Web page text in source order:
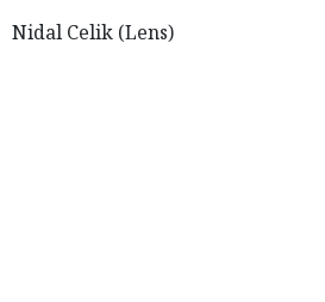
Nidal Celik (Lens)